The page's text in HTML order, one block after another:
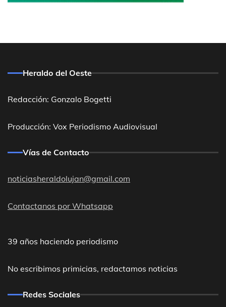
Heraldo del Oeste
Redacción: Gonzalo Bogetti
Producción: Vox Periodismo Audiovisual
Vías de Contacto
noticiasheraldolujan@gmail.com
Contactanos por Whatsapp
39 años haciendo periodismo
No escribimos primicias, redactamos noticias
Redes Sociales